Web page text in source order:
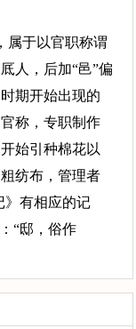
属于以官职称谓
人，后加“邑”偏
期开始出现的
称，专职制作
始引种棉花以
纺布，管理者
》有相应的记
“邸，俗作